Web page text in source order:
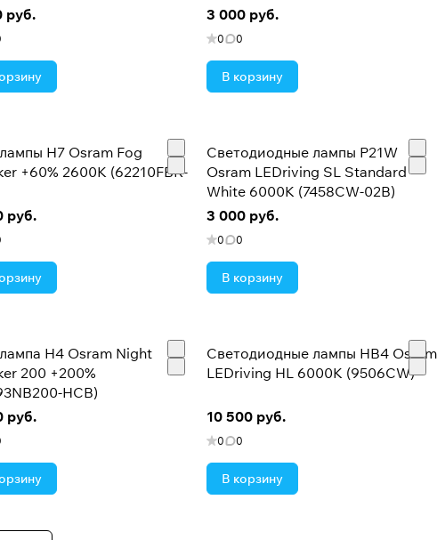
руб.
3 000 руб.
0 0
В корзину
H7 Osram Fog
+60% 2600K (62210FBR-
руб.
Светодиодные лампы P21W
Osram LEDriving SL Standard
White 6000K (7458CW-02B)
3 000 руб.
0 0
В корзину
H4 Osram Night
200 +200%
HCB)
руб.
Светодиодные лампы HB4 Osram
LEDriving HL 6000K (9506CW)
10 500 руб.
0 0
В корзину